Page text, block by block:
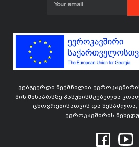
ვებგვერდი შექმნილია
მის შინაარსზე პასუხისმგებელია
ცხოვრებისათვის და შესაძლოა,
ევროკავშირის